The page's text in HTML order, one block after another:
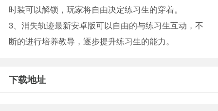
时装可以解锁，玩家将自由决定练习生的穿着。
3、消失轨迹最新安卓版可以自由的与练习生互动，不
断的进行培养教导，逐步提升练习生的能力。
下载地址